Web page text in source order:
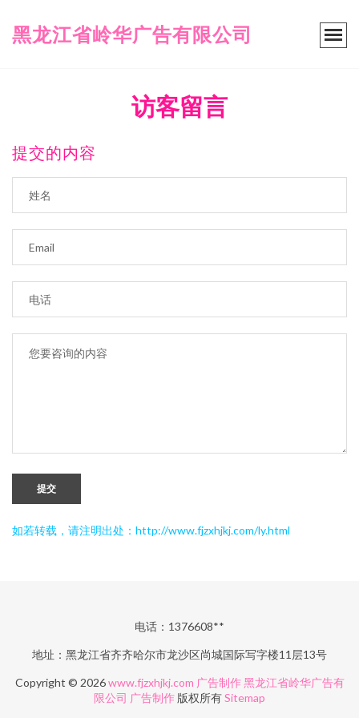
黑龙江省岭华广告有限公司
访客留言
提交的内容
提交
如若转载，请注明出处：http://www.fjzxhjkj.com/ly.html
电话：1376608**
地址：黑龙江省齐齐哈尔市龙沙区尚城国际写字楼11层13号
Copyright © 2026www.fjzxhjkj.com 广告制作 黑龙江省岭华广告有
限公司 广告制作 版权所有Sitemap